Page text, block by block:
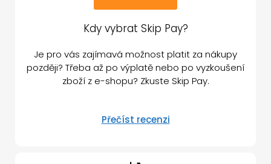
Kdy vybrat Skip Pay?
Je pro vás zajímavá možnost platit za nákupy
později? Třeba až po výplatě nebo po vyzkoušení
zboží z e-shopu? Zkuste Skip Pay.
Přečíst recenzi